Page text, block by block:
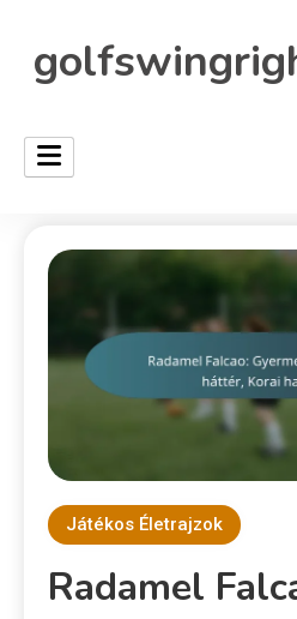
Játékos Életrajzok
Radamel